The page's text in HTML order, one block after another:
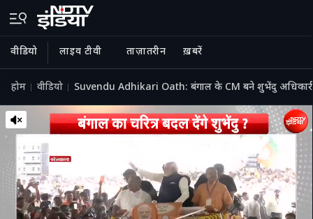
वीडियो लाइव टीवी ताज़ातरीन ख़बरें
होम वीडियो Suvendu Adhikari Oath: बंगाल के CM बने शुभेंदु